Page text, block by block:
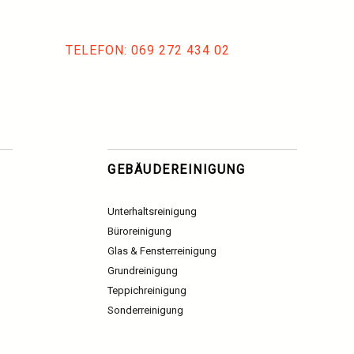
TELEFON: 069 272 434 02
GEBÄUDEREINIGUNG
Unterhaltsreinigung
Büroreinigung
Glas & Fensterreinigung
Grundreinigung
Teppichreinigung
Sonderreinigung